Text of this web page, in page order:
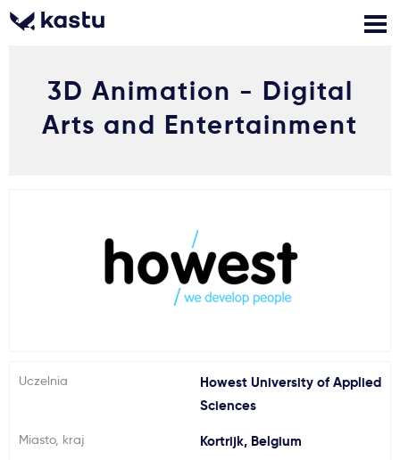
Formularz aplikacyjny
Zadzwoń Bezpłatne konsultacje Kontakt
Jak aplikować?
3D Animation - Digital
Arts and Entertainment
Uczelnia
Howest University of Applied
Sciences
Miasto, kraj Kortrijk, Belgium